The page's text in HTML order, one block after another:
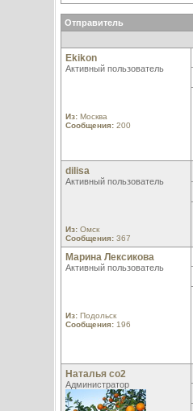
Отправитель
Ekikon
Активный пользователь
Из:Москва
Сообщения:200
dilisa
Активный пользователь
Из:Омск
Сообщения:367
Марина Лексикова
Активный пользователь
Из:Подольск
Сообщения:196
Наталья со2
Администратор